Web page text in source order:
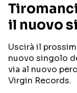
RECENSIONI
INTERVISTE
GOSSIP E
il nuovo
Uscirà il
nuovo singolo
via al nuovo
Virgin Records.